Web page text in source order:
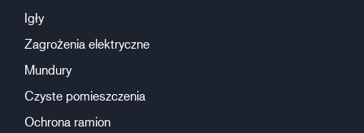
Igły
Zagrożenia elektryczne
Mundury
Czyste pomieszczenia
Ochrona ramion